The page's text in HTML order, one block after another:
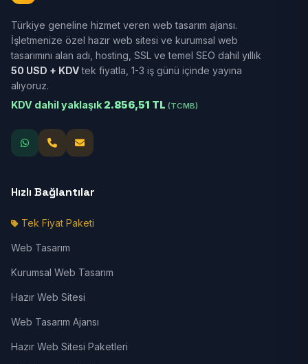
Türkiye geneline hizmet veren web tasarım ajansı.
İşletmenize özel hazır web sitesi ve kurumsal web
tasarımını alan adı, hosting, SSL ve temel SEO dahil yıllık
50 USD + KDVtek fiyatla, 1-3 iş günü içinde yayına
alıyoruz.
KDV dahil yaklaşık 2.856,51 TL (TCMB)
Hızlı Bağlantılar
Tek Fiyat Paketi
Web Tasarım
Kurumsal Web Tasarım
Hazır Web Sitesi
Web Tasarım Ajansı
Hazır Web Sitesi Paketleri